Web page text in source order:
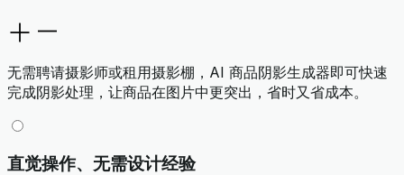
无需聘请摄影师或租用摄影棚，AI 商品阴影生成器即可快速
完成阴影处理，让商品在图片中更突出，省时又省成本。
直觉操作、无需设计经验